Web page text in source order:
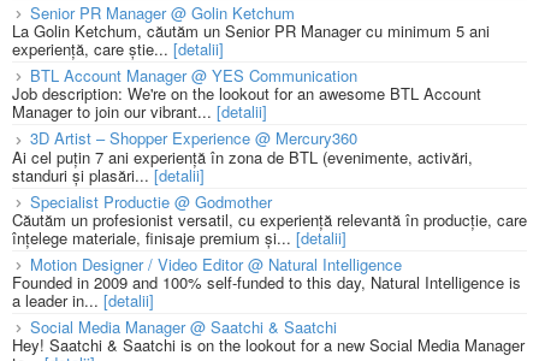
Senior PR Manager @ Golin Ketchum
La Golin Ketchum, căutăm un Senior PR Manager cu minimum 5 ani
experiență, care știe... [detalii]
BTL Account Manager @ YES Communication
Job description: We're on the lookout for an awesome BTL Account
Manager to join our vibrant... [detalii]
3D Artist – Shopper Experience @ Mercury360
Ai cel puțin 7 ani experiență în zona de BTL (evenimente, activări,
standuri și plasări...[detalii]
Specialist Productie @ Godmother
Căutăm un profesionist versatil, cu experiență relevantă în producție, care
înțelege materiale, finisaje premium și... [detalii]
Motion Designer / Video Editor @ Natural Intelligence
Founded in 2009 and 100% self-funded to this day, Natural Intelligence is
a leader in... [detalii]
Social Media Manager @ Saatchi & Saatchi
Hey! Saatchi & Saatchi is on the lookout for a new Social Media Manager